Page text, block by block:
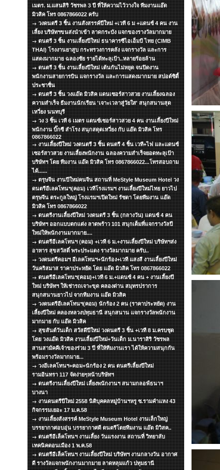
เมตร. ม.แสนสิริ วัชรพล 3 ปี ที่ให้ความไว้วางใจ ทีมงานแอ๊ด
มิวสิค โทร 0867866022 ครับ
วงดนตรี 3 ชิ้น งานสังสรรค์ปีใหม่ +เวที 6 ม +แดนซ์ 4 คน งาน
เลี้ยง บริษัทฯขนส่งนำเข้า ลาดกระบัง แจกของรางวัลมากมาย
ดนตรี 3 ชิ้น งานเลี้ยงปีใหม่ ธนาคารซีไอเอ็มบี ไทย (CIMB
THAI) โรงงานยาสูบ กระทรวงการคลัง แจกรางวัล และการ
แสดงมากมาย ฉลองชัย รายได้ทะลุเป้า..หลายร้อยล้าน
ดนตรี 3 ชิ้น งานเลี้ยงปีใหม่ เต้นกันไม่หยุด จนปิดงาน
พนักงานสายการบิน แจกรางวัล และการแสดงมากมาย สปอต์ซิตื้
ประชาชื่น
ดนตรี 3 ชิ้น วงแอ๊ด มิวสิค แดนเซอร์สาวสวย งานเลี้ยงฉลอง
ความสำเร็จ ธีมงานนักเรียน 'เจาะเวลาสู่วัยใส' สนุกสนานสุด
เหวี่ยง นนทบุรี
วง 3 ชิ้น เวที 6 เมตร แดนซ์เซอร์สาวสวย 4 คน งานเลี้ยงปีใหม่
พนักงาน บิ๊กซี สำโรง สนุกสดุดเหวี่ยง กับ แอ๊ด มิวสิค โทร
0867866022
งานเลี้ยงปีใหม่ วงดนตรี 3 ชิ้น ดนตรี 4 ชิ้น เวที+ไฟ และแดนซ์
เซอร์สาวสวย งานเลี้ยงพนักงาน ฉลองความสำเร็จยอดทะลุเป้า
บริษัทฯ โดย ทีมงาน แอ๊ด มิวสิค โทร 0867866022...โทรสอบถาม
ได้......
ตรุษจีน งานปีใหม่คนจีน สถานที่ MeStyle Museum Hotel วง
ดนตรีอีเลคโทนฯ(คอม) เวทีโรงแรมฯ งานเลี้ยงปีใหม่ไทย ยาวไป
ตรุษจีน ตระกูลใหญ่ โรงแรมฯเปิดใหม่ รัชดา โดยทีมงาน แอ๊ด
มิวสิค โทร 0867866022
ดนตรีงานเลี้ยงปีใหม่ วงดนตรี 3 ชิ้น (กลางวัน) แดนซ์ 4 คน
บริษัทฯ ออกแบบตกแต่ง ลาดพร้าว 101 สนุกเต็มที่แจกรางวัลปี
ใหม่ให้พนักงานมากมาย....
ดนตรีอีเลคโทนฯ (คอม) +เวที 6 ม.+งานเลี้ยงปีใหม่ บริษัทฯส่ง
อาหาร สุขสวัสดิ์ พระประแดง รางวัลมากมาย ครับ..
วงดนตรีคอมฯ อีเลคโทนฯ+นักร้อง+เวที แสงสี งานเลี้ยงปีใหม่
วันคริสมาส ราคาประหยัด โดย แอ๊ด มิวสิค โทร 0867866022
ดนตรีอีเลคโทนฯ(คอม)+เวที 6 ม.+แดนซ์ 4 คน + งานเลี้ยงปี
ใหม่ บริษัทฯ ให้เช่ารถเจาะขุด คลองด่าน สมุทรปราการ
สนุกสนานยาวไป จากทีมงาน แอ๊ด มิวสิค
วงดนตรีอีเลคโทนฯ(คอม) นักร้อง 2 คน (ราคาประหยัด) งาน
เลี้ยงปีใหม่ คลองหลวงปทุมธานี สนุกสนาน แจกรางวัลพนักงาน
มากมาย กับ แอ๊ด มิวสิค
สุขสันต์วันเด็ก สวัสดีปีใหม่ วงดนตรี 3 ชิ้น +เวที 8 ม.ครบชุด
โดย วงแอ๊ด มิวสิค งานเลี้ยงปีใหม่+วันเด็ก ม.นาราสิริ วัชรพล
สานสามัคคีเจ้าของร่วม 3 ปี ที่ให้ทีมงานเรา ได้ให้ความสนุกกัน
พร้อมรางวัลมากมาย...
วงอีเลคโทนฯ+คอม+นักร้อง 2 คน ดนตรีเลี้ยงปีใหม่
รามอินทรา 117 จัดง่ายๆหน้าบริษัทฯ
ดนตรีงานเลี้ยงปีใหม่ เลี้ยงพนักงานฯ สนามกลอฟ์ธนาฯ
บางนา
งานดนตรีปีใหม่ 2558 นิติบุคคลหมู่บ้านฯหรู ซ.รามคำแหง 43
กิจกรรมเยอะ 17 ม.ค.58
งานเลี้ยงสังสรรค์ MeStyle Museum Hotel งานเล็กใหญ่
บรรยากาศอบอุ่น บรรยากาศดี ดนตรีโดยทีมงาน แอ๊ด มิวิสค..
ดนตรีอีเล็คโทนฯ งานเลี้ยง วันแรงงาน สถานที่ วิทยาลับ
เทคนิคดอนเมือง 1 พ.ค.58
ดนตรีอีเล็คโทนฯ งานเลี้ยงปีใหม่ บริษัทฯ งานกลางวัน อากาศ
ดี รางวัลแจกพนักงานมากมาย ลาดหลุมแก้ว ปทุมธานี